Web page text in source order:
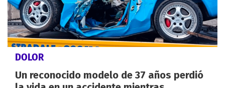
DOLOR
Un reconocido modelo de 37 años perdió